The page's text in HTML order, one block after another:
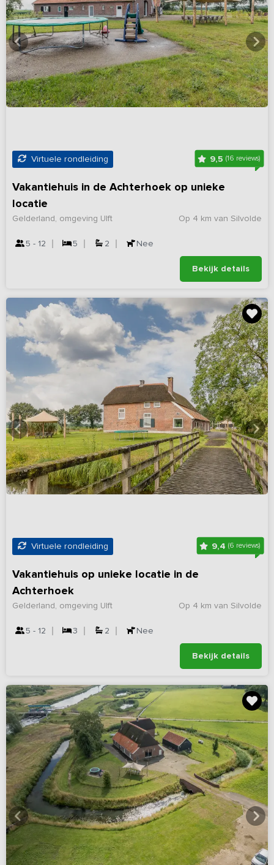
Virtuele rondleiding 9,5(16 reviews)
Vakantiehuis in de Achterhoek op unieke
locatie
Op 4 km van Silvolde
Gelderland, omgeving Ulft
5 - 12 5 2 Nee
Bekijk details
Virtuele rondleiding 9,4(6 reviews)
Vakantiehuis op unieke locatie in de
Achterhoek
Op 4 km van Silvolde
Gelderland, omgeving Ulft
5 - 12 3 2 Nee
Bekijk details